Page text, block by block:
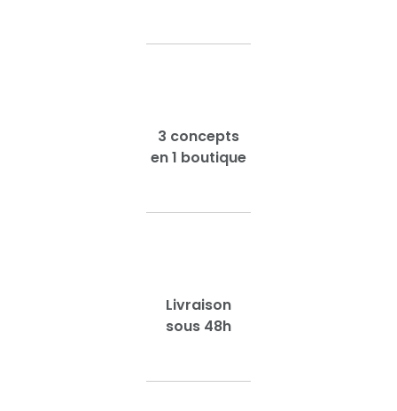
3 concepts
en 1 boutique
Livraison
sous 48h